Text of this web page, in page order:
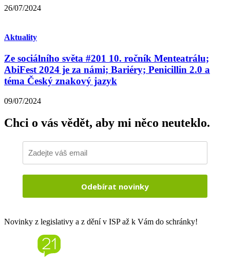
26/07/2024
Aktuality
Ze sociálního světa #201 10. ročník Menteatrálu;
AbiFest 2024 je za námi; Bariéry; Penicillin 2.0 a
téma Český znakový jazyk
09/07/2024
Chci o vás vědět, aby mi něco neuteklo.
Odebírat novinky
Novinky z legislativy a z dění v ISP až k Vám do schránky!